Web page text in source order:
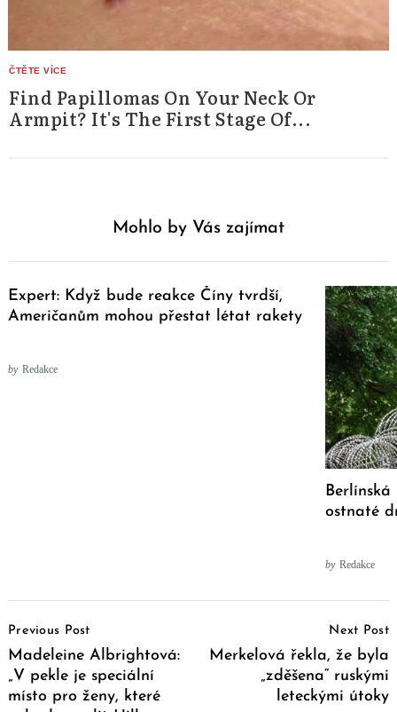
Find Papillomas On Your Neck Or
Armpit? It's The First Stage Of...
Mohlo by Vás zajímat
Expert: Když bude reakce Číny tvrdší,
Američanům mohou přestat létat rakety
by Redakce
ostnaté
by Redakce
Navigation
Previous Post
Madeleine Albrightová:
„V pekle je speciální
místo pro ženy, které
Next Post
Merkelová řekla, že byla
„zděšena“ ruskými
leteckými útoky